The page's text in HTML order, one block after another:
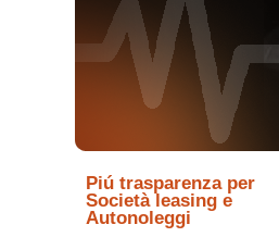
Piú trasparenza per
Società leasing e
Autonoleggi